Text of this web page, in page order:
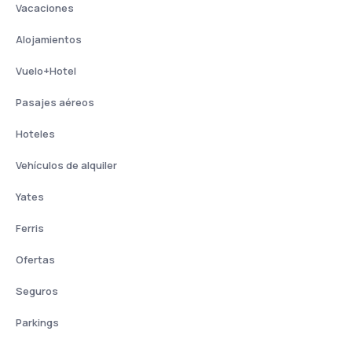
Vacaciones
Alojamientos
Vuelo+Hotel
Pasajes aéreos
Hoteles
Vehículos de alquiler
Yates
Ferris
Ofertas
Seguros
Parkings